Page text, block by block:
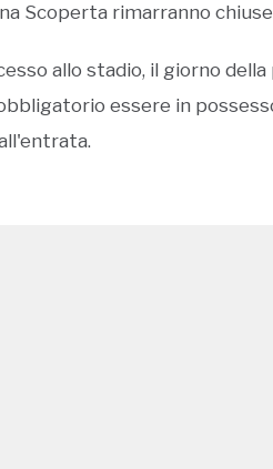
Scoperta rimarranno
allo stadio, il giorno
essere in